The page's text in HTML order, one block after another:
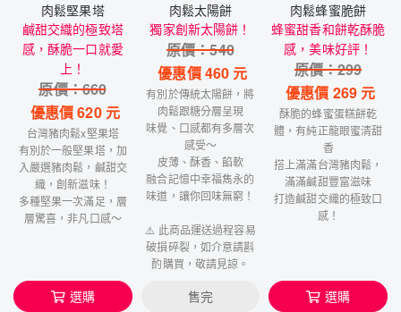
肉鬆堅果塔
鹹甜交織的極致塔
感，酥脆一口就愛
上！
原價：660
優惠價620元
台灣豬肉鬆x堅果塔
有別於一般堅果塔，加
入嚴選豬肉鬆，鹹甜交
織，創新滋味！
多種堅果一次滿足，層
層驚喜，非凡口感～
選購
肉鬆太陽餅
獨家創新太陽餅！
原價：540
優惠價460 元
有別於傳統太陽餅，將
肉鬆跟糖分層呈現
味覺、口感都有多層次
感受～
皮薄、酥香、餡軟
融合記憶中幸福雋永的
味道，讓你回味無窮！
⚠️ 此商品運送過程容易
破損碎裂，如介意請斟
酌購買，敬請見諒。
售完
肉鬆蜂蜜脆餅
蜂蜜甜香和餅乾酥脆
感，美味好評！
原價：299
優惠價 269元
酥脆的蜂蜜蛋糕餅乾
體，有純正龍眼蜜清甜
香
搭上滿滿台灣豬肉鬆，
滿滿鹹甜豐富滋味
打造鹹甜交織的極致口
感！
選購